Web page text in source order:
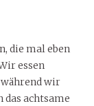
die mal eben
essen
wir
das achtsame